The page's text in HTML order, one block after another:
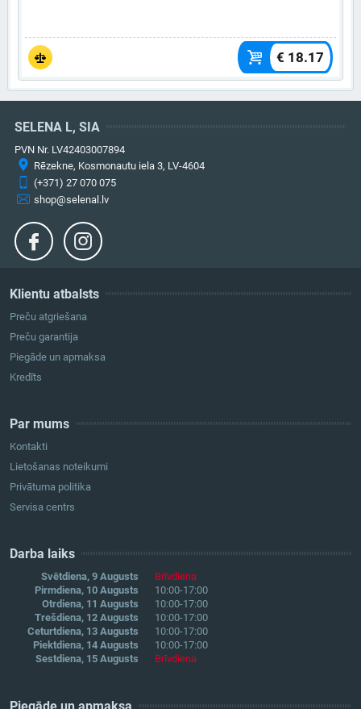
€ 18.17
Klientu atbalsts
Preču atgriešana
Preču garantija
Piegāde un apmaksa
Kredīts
Par mums
Kontakti
Lietošanas noteikumi
Privātuma politika
Servisa centrs
Darba laiks
Svētdiena, 9 Augusts
Brīvdiena
Pirmdiena, 10 Augusts
10:00-17:00
Otrdiena, 11 Augusts
10:00-17:00
Trešdiena, 12 Augusts
10:00-17:00
Ceturtdiena, 13 Augusts
10:00-17:00
Piektdiena, 14 Augusts
10:00-17:00
Sestdiena, 15 Augusts
Brīvdiena
SELENA L, SIA
PVN Nr. LV42403007894
Rēzekne, Kosmonautu iela 3, LV-4604
(+371) 27 070 075
shop@selenal.lv